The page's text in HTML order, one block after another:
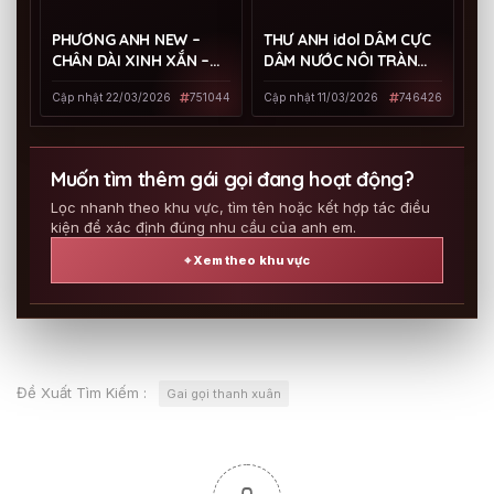
PHƯƠNG ANH NEW –
CHÂN DÀI XINH XẮN –
GIỎI GỬI AE
Cập nhật 22/03/2026 751044
THƯ ANH idol DÂM CỰC
DÂM NƯỚC NÔI TRÀN
Cập nhật 11/03/2026 746426
Muốn tìm thêm gái gọi đang hoạt động?
Lọc nhanh theo khu vực, tìm tên hoặc kết hợp tác điều
kiện để xác định đúng nhu cầu của anh em.
⌖ Xem theo khu vực
Đề Xuất Tìm Kiếm : Gai gọi thanh xuân